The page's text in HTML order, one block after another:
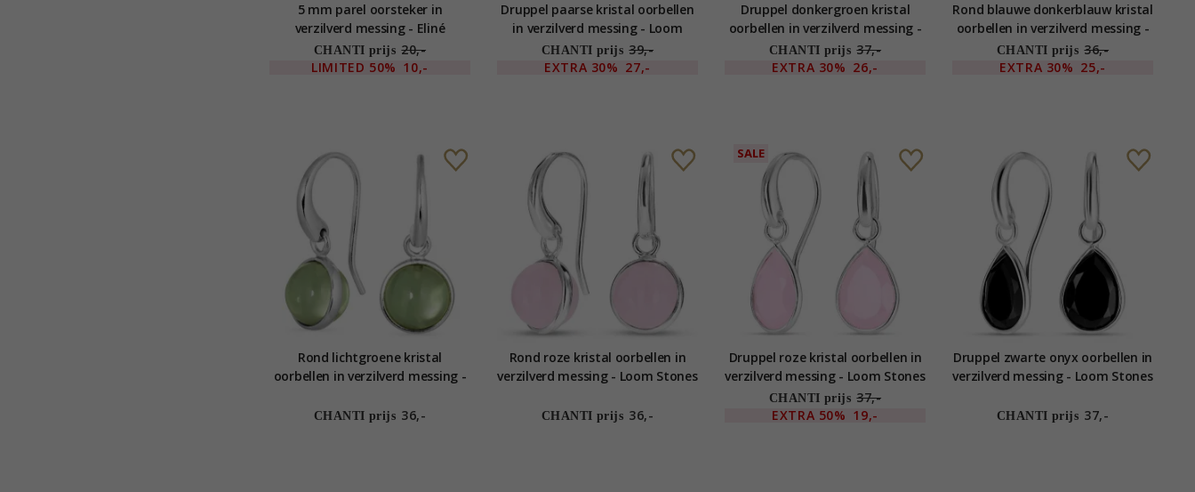
5 mm parel oorsteker in
verzilverd messing - Eliné
CHANTI prijs 20,-
LIMITED 50% 10,-
Druppel paarse kristal oorbellen
in verzilverd messing - Loom
Stones
CHANTI prijs 39,-
EXTRA 30% 27,-
Druppel donkergroen kristal
oorbellen in verzilverd messing -
Loom Stones
CHANTI prijs 37,-
EXTRA 30% 26,-
Rond blauwe donkerblauw kristal
oorbellen in verzilverd messing -
Loom Stones
CHANTI prijs 36,-
EXTRA 30% 25,-
Rond lichtgroene kristal
oorbellen in verzilverd messing -
CHANTI prijs 36,-
Rond roze kristal oorbellen in
verzilverd messing - Loom Stones
CHANTI prijs 36,-
SALE
Druppel roze kristal oorbellen in
verzilverd messing - Loom Stones
CHANTI prijs 37,-
EXTRA 50% 19,-
Druppel zwarte onyx oorbellen in
verzilverd messing - Loom Stones
CHANTI prijs 37,-